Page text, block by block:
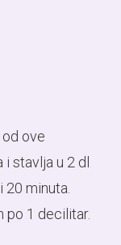
ove
stavlja u 2 dl
minuta.
po 1 decilitar.